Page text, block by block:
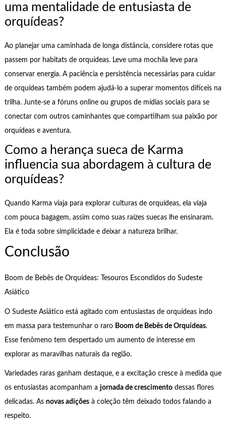
uma mentalidade de entusiasta de
orquídeas?
Ao planejar uma caminhada de longa distância, considere rotas que
passem por habitats de orquídeas. Leve uma mochila leve para
conservar energia. A paciência e persistência necessárias para cuidar
de orquídeas também podem ajudá-lo a superar momentos difíceis na
trilha. Junte-se a fóruns online ou grupos de mídias sociais para se
conectar com outros caminhantes que compartilham sua paixão por
orquídeas e aventura.
Como a herança sueca de Karma
influencia sua abordagem à cultura de
orquídeas?
Quando Karma viaja para explorar culturas de orquídeas, ela viaja
com pouca bagagem, assim como suas raízes suecas lhe ensinaram.
Ela é toda sobre simplicidade e deixar a natureza brilhar.
Conclusão
Boom de Bebês de Orquídeas: Tesouros Escondidos do Sudeste
Asiático
O Sudeste Asiático está agitado com entusiastas de orquídeas indo
em massa para testemunhar o raro Boom de Bebês de Orquídeas.
Esse fenômeno tem despertado um aumento de interesse em
explorar as maravilhas naturais da região.
Variedades raras ganham destaque, e a excitação cresce à medida que
os entusiastas acompanham a jornada de crescimentodessas flores
delicadas. As novas adiçõesà coleção têm deixado todos falando a
respeito.